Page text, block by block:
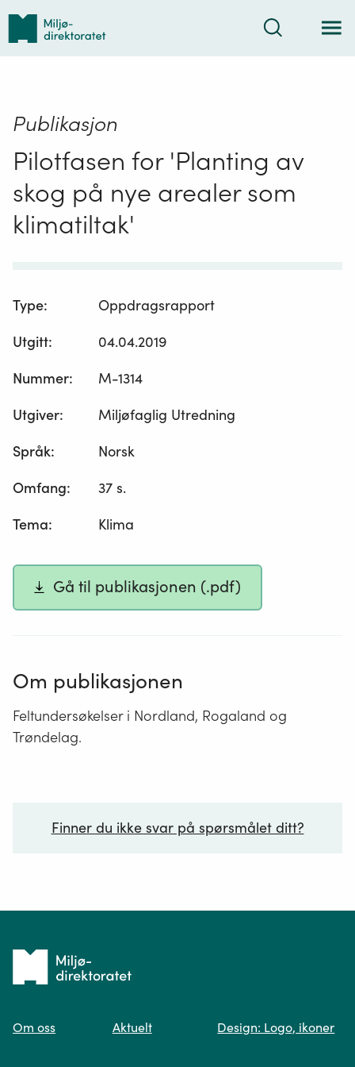
Tilbake
forsiden
Søk
Publikasjon
Pilotfasen for 'Planting av
skog på nye arealer som
klimatiltak'
Type:
Oppdragsrapport
Utgitt:
04.04.2019
Nummer:
M-1314
Utgiver:
Miljøfaglig Utredning
Språk:
Norsk
Omfang:
37 s.
Tema: Klima
Gå til publikasjonen (.pdf)
Om publikasjonen
Feltundersøkelser i Nordland, Rogaland og
Trøndelag.
Finner du ikke svar på spørsmålet ditt?
Spør oss
Tilbake
forsiden
Om oss Aktuelt Design: Logo, ikoner